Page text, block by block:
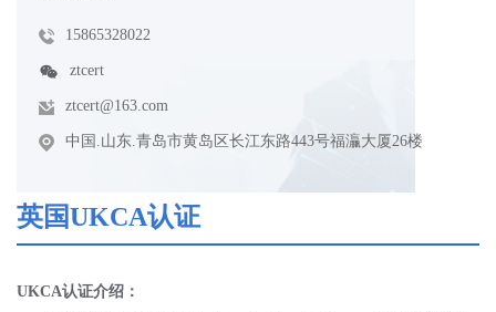
15865328022
ztcert
ztcert@163.com
中国.山东.青岛市黄岛区长江东路443号福灜大厦26楼
英国UKCA认证
UKCA认证介绍：